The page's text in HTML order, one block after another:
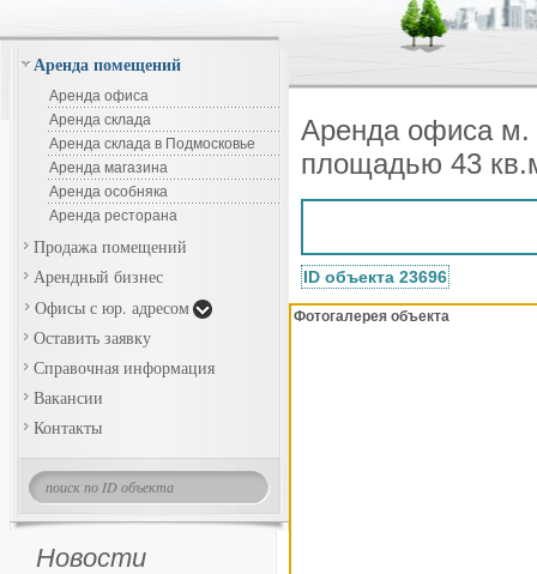
Аренда помещений
Аренда офиса
Аренда склада
Аренда склада в Подмосковье
Аренда магазина
Аренда особняка
Аренда ресторана
Продажа помещений
Арендный бизнес
Офисы с юр. адресом
Оставить заявку
Справочная информация
Вакансии
Контакты
Новости
Аренда офиса м.
площадью 43
ID объекта 23696
Фотогалерея объекта